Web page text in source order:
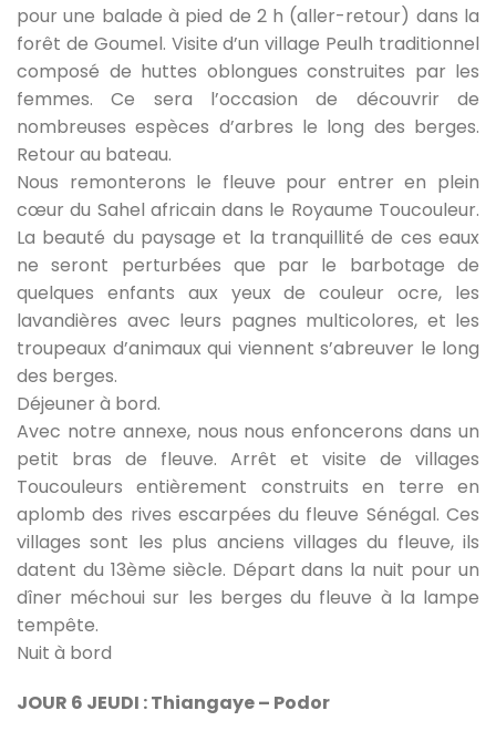
pour une balade à pied de 2 h (aller-retour) dans la
forêt de Goumel. Visite d’un village Peulh traditionnel
composé de huttes oblongues construites par les
femmes. Ce sera l’occasion de découvrir de
nombreuses espèces d’arbres le long des berges.
Retour au bateau.
Nous remonterons le fleuve pour entrer en plein
cœur du Sahel africain dans le Royaume Toucouleur.
La beauté du paysage et la tranquillité de ces eaux
ne seront perturbées que par le barbotage de
quelques enfants aux yeux de couleur ocre, les
lavandières avec leurs pagnes multicolores, et les
troupeaux d’animaux qui viennent s’abreuver le long
des berges.
Déjeuner à bord.
Avec notre annexe, nous nous enfoncerons dans un
petit bras de fleuve. Arrêt et visite de villages
Toucouleurs entièrement construits en terre en
aplomb des rives escarpées du fleuve Sénégal. Ces
villages sont les plus anciens villages du fleuve, ils
datent du 13ème siècle. Départ dans la nuit pour un
dîner méchoui sur les berges du fleuve à la lampe
tempête.
Nuit à bord
JOUR 6 JEUDI : Thiangaye – Podor